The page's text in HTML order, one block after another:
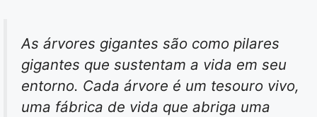
As árvores gigantes são como pilares
gigantes que sustentam a vida em seu
entorno. Cada árvore é um tesouro vivo,
uma fábrica de vida que abriga uma